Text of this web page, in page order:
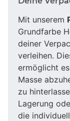
Mit unserem
Grundfarbe
deiner
verleihen.
ermöglicht
Masse
zu
Lagerung
die